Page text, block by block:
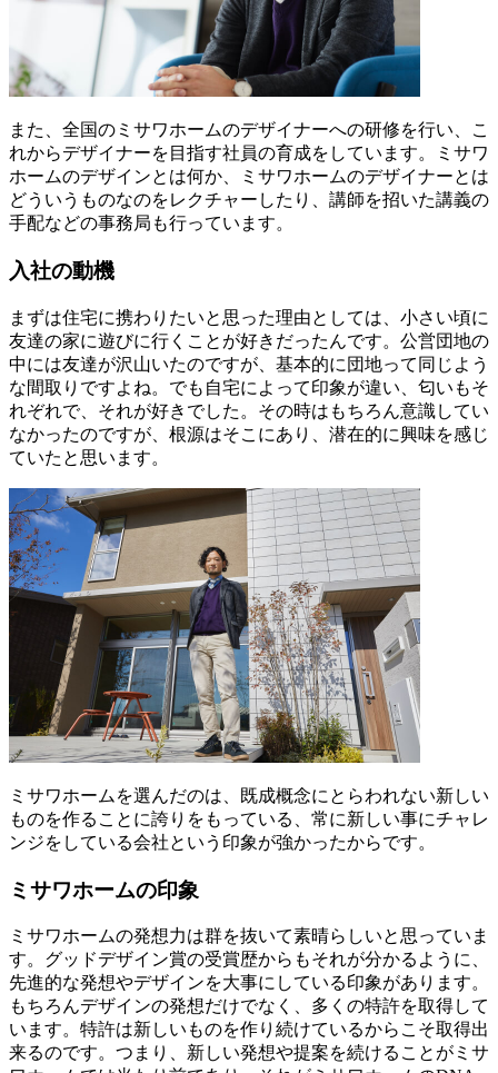
また、全国のミサワホームのデザイナーへの研修を行い、こ
れからデザイナーを目指す社員の育成をしています。ミサワ
ホームのデザインとは何か、ミサワホームのデザイナーとは
どういうものなのをレクチャーしたり、講師を招いた講義の
手配などの事務局も行っています。
入社の動機
まずは住宅に携わりたいと思った理由としては、小さい頃に
友達の家に遊びに行くことが好きだったんです。公営団地の
中には友達が沢山いたのですが、基本的に団地って同じよう
な間取りですよね。でも自宅によって印象が違い、匂いもそ
れぞれで、それが好きでした。その時はもちろん意識してい
なかったのですが、根源はそこにあり、潜在的に興味を感じ
ていたと思います。
ミサワホームを選んだのは、既成概念にとらわれない新しい
ものを作ることに誇りをもっている、常に新しい事にチャレ
ンジをしている会社という印象が強かったからです。
ミサワホームの印象
ミサワホームの発想力は群を抜いて素晴らしいと思っていま
す。グッドデザイン賞の受賞歴からもそれが分かるように、
先進的な発想やデザインを大事にしている印象があります。
もちろんデザインの発想だけでなく、多くの特許を取得して
います。特許は新しいものを作り続けているからこそ取得出
来るのです。つまり、新しい発想や提案を続けることがミサ